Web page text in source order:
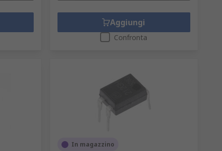
Aggiungi
Confronta
In magazzino